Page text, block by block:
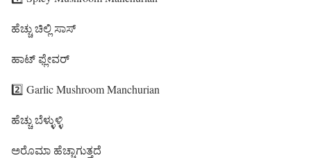
ಹೆಚ್ಚು ಚಿಲ್ಲಿ ಸಾಸ್
ಹಾಟ್ ಫ್ಲೇವರ್
2️⃣ Garlic Mushroom Manchurian
ಹೆಚ್ಚು ಬೆಳ್ಳುಳ್ಳಿ
ಅರೊಮಾ ಹೆಚ್ಚಾಗುತ್ತದೆ